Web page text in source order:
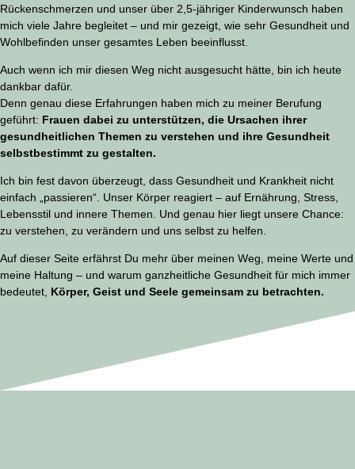
Rückenschmerzen und unser über 2,5-jähriger Kinderwunsch haben
mich viele Jahre begleitet – und mir gezeigt, wie sehr Gesundheit und
Wohlbefinden unser gesamtes Leben beeinflusst.
Auch wenn ich mir diesen Weg nicht ausgesucht hätte, bin ich heute
dankbar dafür.
Denn genau diese Erfahrungen haben mich zu meiner Berufung
geführt: Frauen dabei zu unterstützen, die Ursachen ihrer
gesundheitlichen Themen zu verstehen und ihre Gesundheit
selbstbestimmt zu gestalten.
Ich bin fest davon überzeugt, dass Gesundheit und Krankheit nicht
einfach „passieren“. Unser Körper reagiert – auf Ernährung, Stress,
Lebensstil und innere Themen. Und genau hier liegt unsere Chance:
zu verstehen, zu verändern und uns selbst zu helfen.
Auf dieser Seite erfährst Du mehr über meinen Weg, meine Werte und
meine Haltung – und warum ganzheitliche Gesundheit für mich immer
bedeutet, Körper, Geist und Seele gemeinsam zu betrachten.